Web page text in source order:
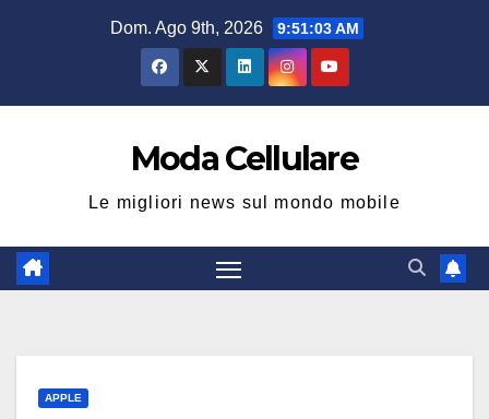
Dom. Ago 9th, 2026 9:51:04 AM
Moda Cellulare
Le migliori news sul mondo mobile
APPLE